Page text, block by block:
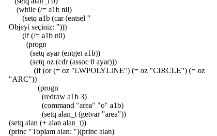
(while (/= a1b nil)
(setq a1b (car (entsel "
Objeyi seçiniz: ")))
(if (/= a1b nil)
(progn
(setq ayar (entget a1b))
(setq oz (cdr (assoc 0 ayar)))
(if (or (= oz "LWPOLYLINE") (= oz "CIRCLE") (= oz
"ARC"))
(progn
(redraw a1b 3)
(command "area" "o" a1b)
(setq alan_t (getvar "area"))
(setq alan (+ alan alan_t))
(princ "Toplam alan: ")(princ alan)